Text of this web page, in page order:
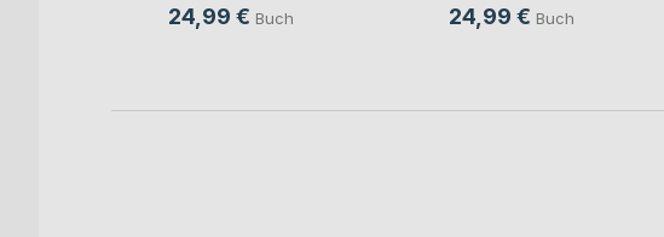
24,99 € Buch 24,99 € Buch